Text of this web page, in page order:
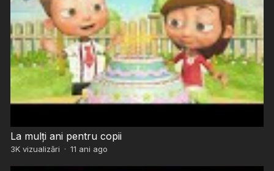
La mulți ani pentru copii
3Kvizualizări · 11 ani ago